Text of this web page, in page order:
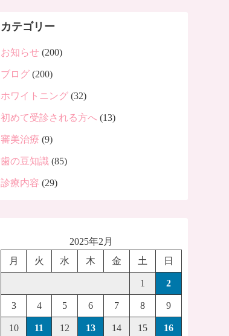
カテゴリー
お知らせ (200)
ブログ (200)
ホワイトニング (32)
初めて受診される方へ (13)
審美治療 (9)
歯の豆知識 (85)
診療内容 (29)
2025年2月
月
火 水 木 金 土 日
1 2
3 4 5 6 7 8 9
10 11 12 13 14 15 16